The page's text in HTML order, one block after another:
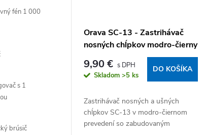
fén 1 000
s 1
brúsič
Orava SC-13 - Zastrihávač
nosných chĺpkov modro-čierny
9,90 €
Skladom >5 ks
DO KOŠÍKA
Zastrihávač nosných a ušných
chĺpkov SC-13 v modro-čiernom
prevedení so zabudovaným